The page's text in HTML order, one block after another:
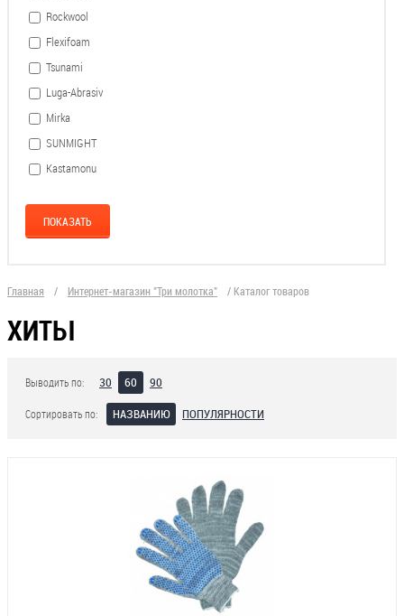
Rockwool
Flexifoam
Tsunami
Luga-Abrasiv
Mirka
SUNMIGHT
Kastamonu
Главная / Интернет-магазин "Три молотка" / Каталог товаров
ХИТЫ
Выводить по: 30 60 90
Сортировать по: НАЗВАНИЮ ПОПУЛЯРНОСТИ